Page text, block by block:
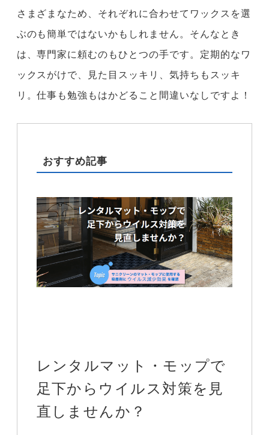
さまざまなため、それぞれに合わせてワックスを選
ぶのも簡単ではないかもしれません。そんなとき
は、専門家に頼むのもひとつの手です。定期的なワ
ックスがけで、見た目スッキリ、気持ちもスッキ
リ。仕事も勉強もはかどること間違いなしですよ！
おすすめ記事
レンタルマット・モップで
足下からウイルス対策を見
直しませんか？